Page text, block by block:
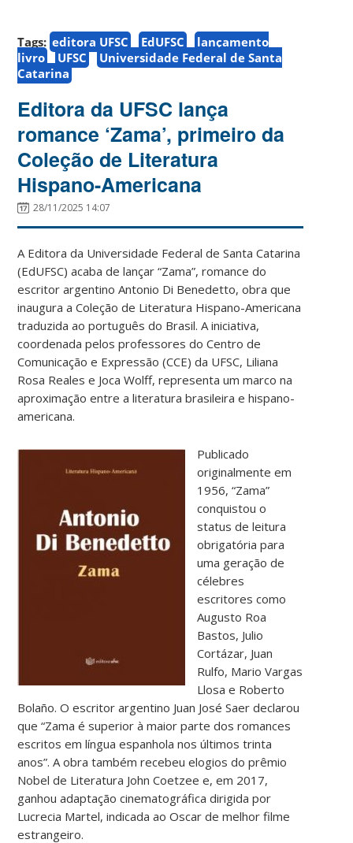
Tags: editora UFSC EdUFSC
lançamento
livro
UFSC
Universidade Federal de Santa
Catarina
Editora da UFSC lança
romance ‘Zama’, primeiro da
Coleção de Literatura
Hispano-Americana
28/11/2025 14:07
A Editora da Universidade Federal de Santa Catarina
(EdUFSC) acaba de lançar “Zama”, romance do
escritor argentino Antonio Di Benedetto, obra que
inaugura a Coleção de Literatura Hispano-Americana
traduzida ao português do Brasil. A iniciativa,
coordenada pelos professores do Centro de
Comunicação e Expressão (CCE) da UFSC, Liliana
Rosa Reales e Joca Wolff, representa um marco na
aproximação entre a literatura brasileira e hispano-
americana.
Publicado
originalmente em
1956, “Zama”
conquistou o
status de leitura
obrigatória para
uma geração de
célebres
escritores como
Augusto Roa
Bastos, Julio
Cortázar, Juan
Rulfo, Mario Vargas
Llosa e Roberto
Bolaño. O escritor argentino Juan José Saer declarou
que “Zama é superior à maior parte dos romances
escritos em língua espanhola nos últimos trinta
anos”. A obra também recebeu elogios do prêmio
Nobel de Literatura John Coetzee e, em 2017,
ganhou adaptação cinematográfica dirigida por
Lucrecia Martel, indicada ao Oscar de melhor filme
estrangeiro.